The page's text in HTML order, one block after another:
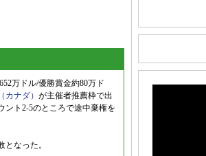
万ドル/優勝賞金約80万ド
カナダ） が主催者推薦枠で出
ント2-5のところで途中棄権を
なった。